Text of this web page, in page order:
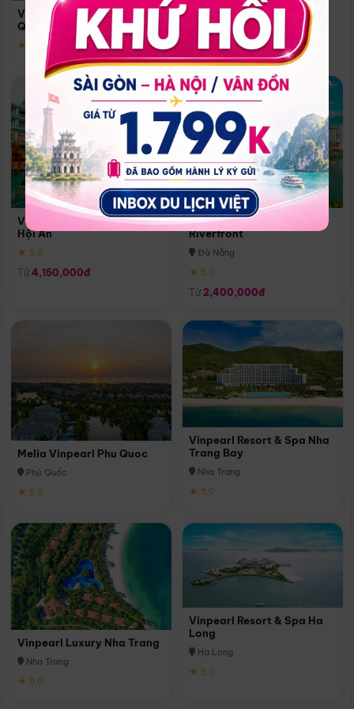
Vinpearl Resort & Spa Phu
Quoc
★ 5.0
Quoc
Phú Quốc
★ 5.0
Vinpearl Resort & Golf Nam
Hội An
★ 5.0
Từ 4,150,000đ
Melia Vinpearl Danang
Riverfront
Đà Nẵng
★ 5.0
Từ 2,400,000đ
Melia Vinpearl Phu Quoc
Phú Quốc
★ 5.0
Vinpearl Resort & Spa Nha
Trang Bay
Nha Trang
★ 5.0
Vinpearl Luxury Nha Trang
Nha Trang
★ 5.0
Vinpearl Resort & Spa Ha
Long
Hạ Long
★ 5.0